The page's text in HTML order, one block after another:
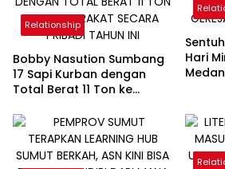
Relationship
Bobby Nasution Sumbang
17 Sapi Kurban dengan
Total Berat 11 Ton ke
Tahun Ini
Hari